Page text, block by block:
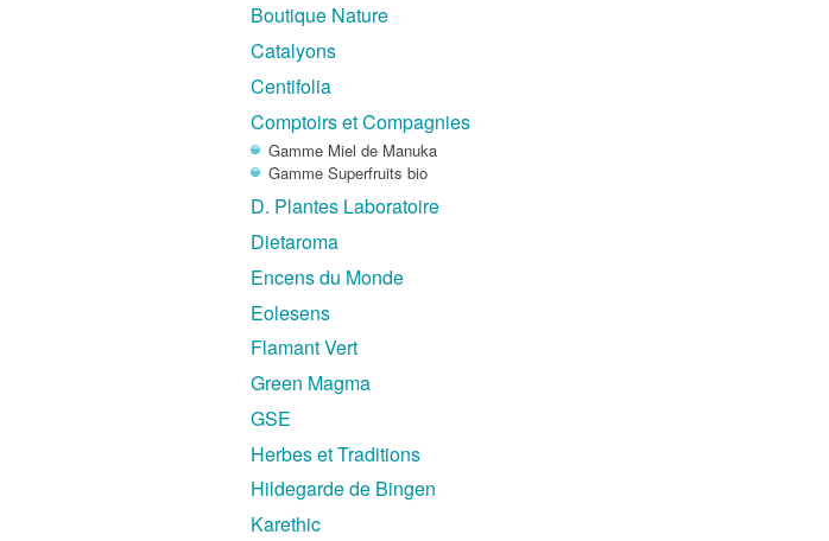
Boutique Nature
Catalyons
Centifolia
Comptoirs et Compagnies
Gamme Miel de Manuka
Gamme Superfruits bio
D. Plantes Laboratoire
Dietaroma
Encens du Monde
Eolesens
Flamant Vert
Green Magma
GSE
Herbes et Traditions
Hildegarde de Bingen
Karethic